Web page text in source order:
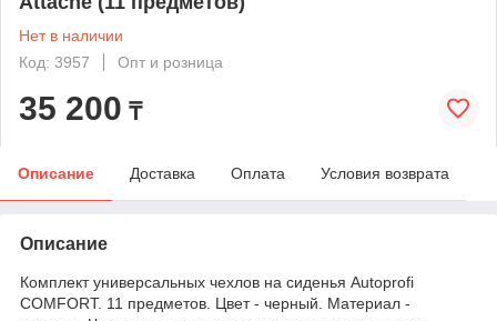
Нет в наличии
Код: 3957
Опт и розница
35 200 ₸
Описание Доставка Оплата Условия возврата
Описание
Комплект универсальных чехлов на сиденья Autoprofi
COMFORT. 11 предметов. Цвет - черный. Материал -